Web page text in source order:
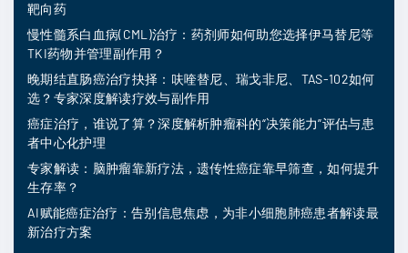
靶向药
慢性髓系白血病(CML)治疗：药剂师如何助您选择伊马替尼等
TKI药物并管理副作用？
晚期结直肠癌治疗抉择：呋喹替尼、瑞戈非尼、TAS-102如何
选？专家深度解读疗效与副作用
癌症治疗，谁说了算？深度解析肿瘤科的“决策能力”评估与患
者中心化护理
专家解读：脑肿瘤靠新疗法，遗传性癌症靠早筛查，如何提升
生存率？
AI赋能癌症治疗：告别信息焦虑，为非小细胞肺癌患者解读最
新治疗方案